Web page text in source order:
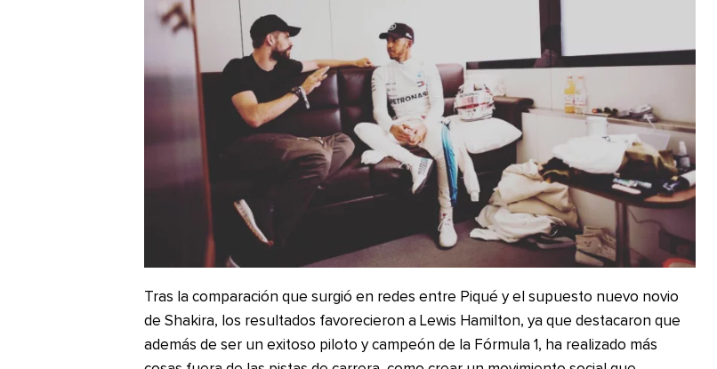
Tras la comparación que surgió en redes entre Piqué y el supuesto nuevo novio
de Shakira, los resultados favorecieron a Lewis Hamilton, ya que destacaron que
además de ser un exitoso piloto y campeón de la Fórmula 1, ha realizado más